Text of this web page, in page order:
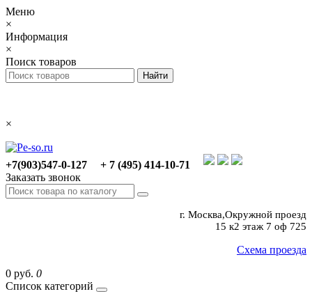
Меню
×
Информация
×
Поиск товаров
×
+7(903)547-0-127
+ 7 (495) 414-10-71
Заказать звонок
г. Москва,Окружной проезд
15 к2 этаж 7 оф 725
Схема проезда
0 руб. 0
Список категорий